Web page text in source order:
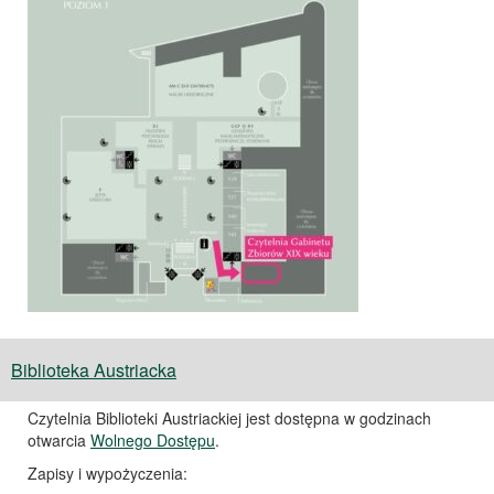
Biblioteka Austriacka
Czytelnia Biblioteki Austriackiej jest dostępna w godzinach
otwarcia Wolnego Dostępu.
Zapisy i wypożyczenia: